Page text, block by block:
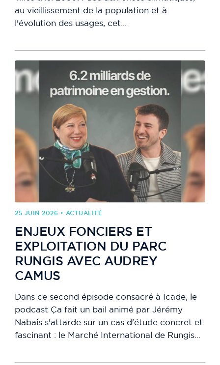
au vieillissement de la population et à
l'évolution des usages, cet...
25 JUIN 2026 • ACTUALITÉ
ENJEUX FONCIERS ET
EXPLOITATION DU PARC
RUNGIS AVEC AUDREY
CAMUS
Dans ce second épisode consacré à Icade, le
podcast Ça fait un bail animé par Jérémy
Nabais s'attarde sur un cas d'étude concret et
fascinant : le Marché International de Rungis...